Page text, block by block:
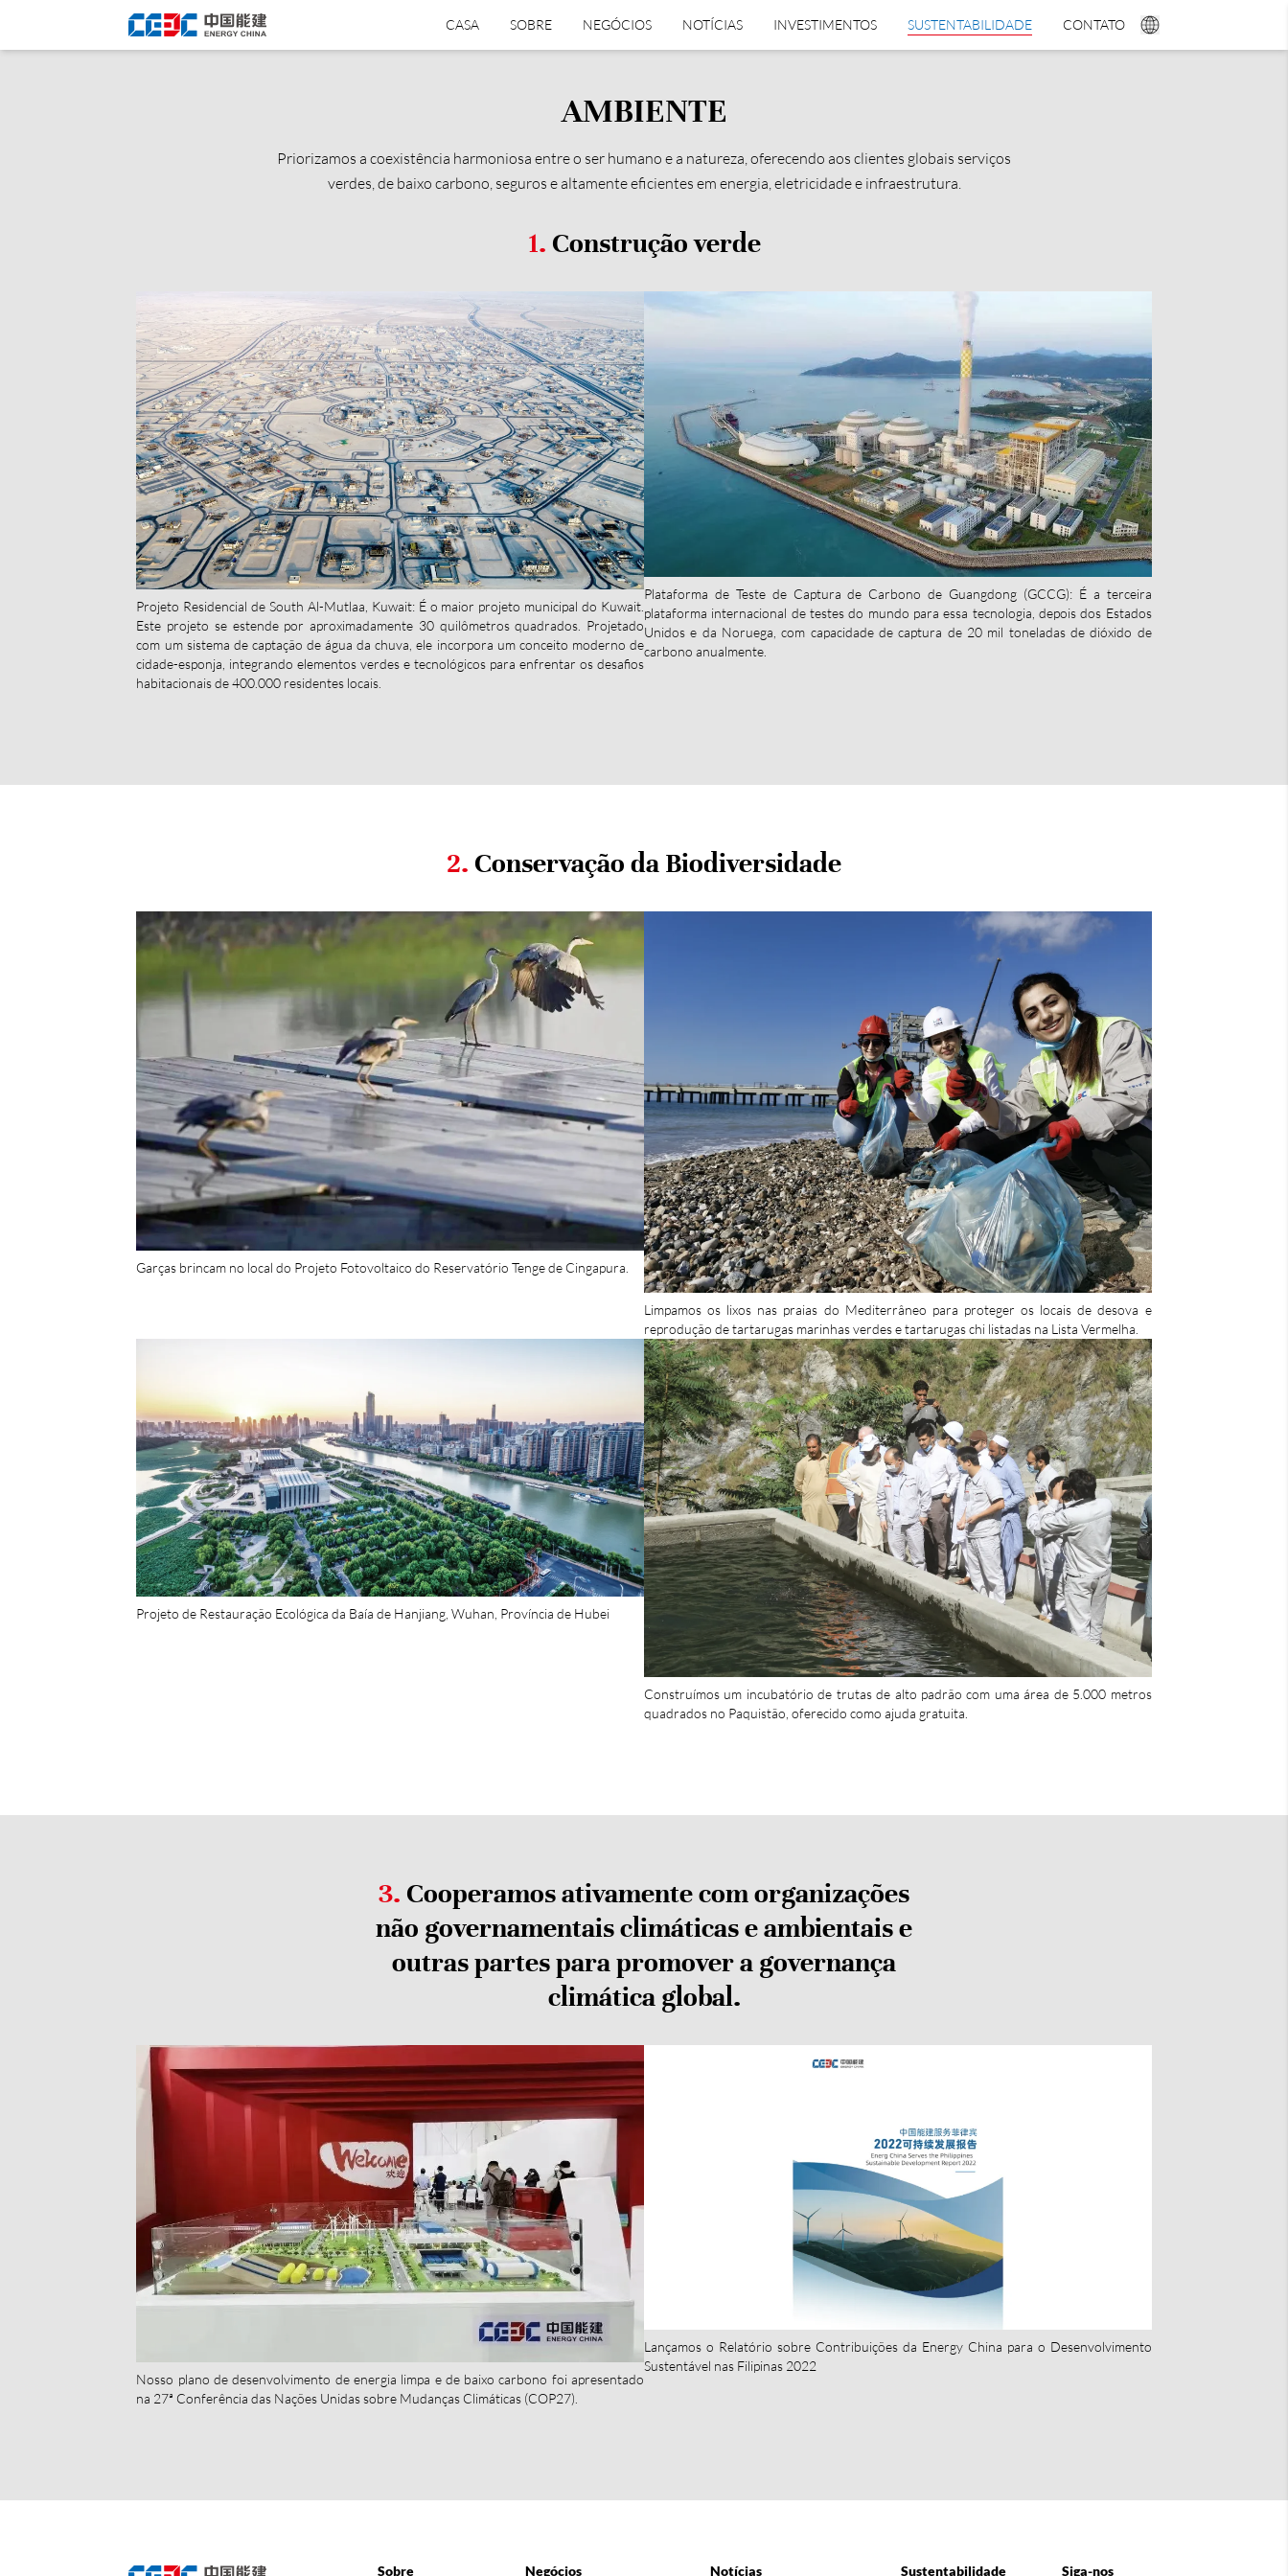
CASA SOBRE NEGÓCIOS NOTÍCIAS INVESTIMENTOS SUSTENTABILIDADE CONTATO
AMBIENTE
Priorizamos a coexistência harmoniosa entre o ser humano e a natureza, oferecendo aos clientes globais serviços
verdes, de baixo carbono, seguros e altamente eficientes em energia, eletricidade e infraestrutura.
1. Construção verde
Projeto Residencial de South Al-Mutlaa, Kuwait: É o maior projeto municipal do Kuwait.
Este projeto se estende por aproximadamente 30 quilômetros quadrados. Projetado
com um sistema de captação de água da chuva, ele incorpora um conceito moderno de
cidade-esponja, integrando elementos verdes e tecnológicos para enfrentar os desafios
habitacionais de 400.000 residentes locais.
Plataforma de Teste de Captura de Carbono de Guangdong (GCCG): É a terceira
plataforma internacional de testes do mundo para essa tecnologia, depois dos Estados
Unidos e da Noruega, com capacidade de captura de 20 mil toneladas de dióxido de
carbono anualmente.
2. Conservação da Biodiversidade
Garças brincam no local do Projeto Fotovoltaico do Reservatório Tenge de Cingapura.
Limpamos os lixos nas praias do Mediterrâneo para proteger os locais de desova e
reprodução de tartarugas marinhas verdes e tartarugas chi listadas na Lista Vermelha.
Projeto de Restauração Ecológica da Baía de Hanjiang, Wuhan, Província de Hubei
Construímos um incubatório de trutas de alto padrão com uma área de 5.000 metros
quadrados no Paquistão, oferecido como ajuda gratuita.
3. Cooperamos ativamente com organizações
não governamentais climáticas e ambientais e
outras partes para promover a governança
climática global.
Nosso plano de desenvolvimento de energia limpa e de baixo carbono foi apresentado
na 27ª Conferência das Nações Unidas sobre Mudanças Climáticas (COP27).
Lançamos o Relatório sobre Contribuições da Energy China para o Desenvolvimento
Sustentável nas Filipinas 2022
Sobre Negócios Notícias Sustentabilidade Siga-nos